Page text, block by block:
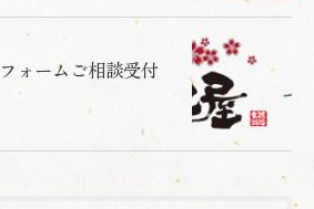
ォームご相談受付